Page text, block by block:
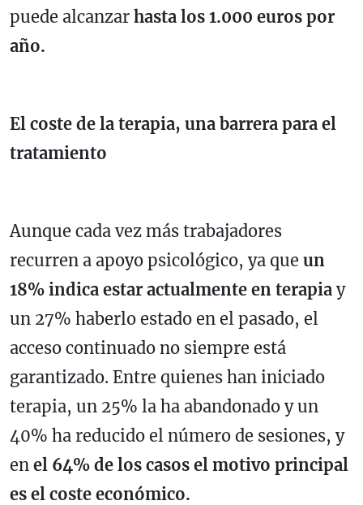
puede alcanzar hasta los 1.000 euros por
año.
El coste de la terapia, una barrera para el
tratamiento
Aunque cada vez más trabajadores
recurren a apoyo psicológico, ya que un
18% indica estar actualmente en terapia y
un 27% haberlo estado en el pasado, el
acceso continuado no siempre está
garantizado. Entre quienes han iniciado
terapia, un 25% la ha abandonado y un
40% ha reducido el número de sesiones, y
en el 64% de los casos el motivo principal
es el coste económico.